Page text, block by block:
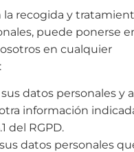
la recogida y
puede ponerse
en cualquier
datos personales y a
información
del RGPD.
datos personales